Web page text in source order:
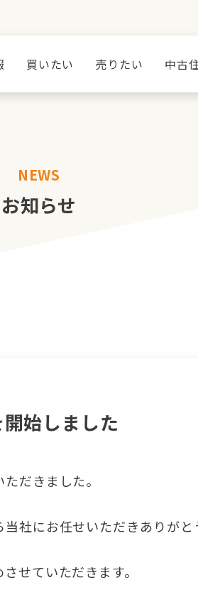
買いたい 売りたい 中古
NEWS
お知らせ
始しました
だきました。
社にお任せいただきありがと
せていただきます。